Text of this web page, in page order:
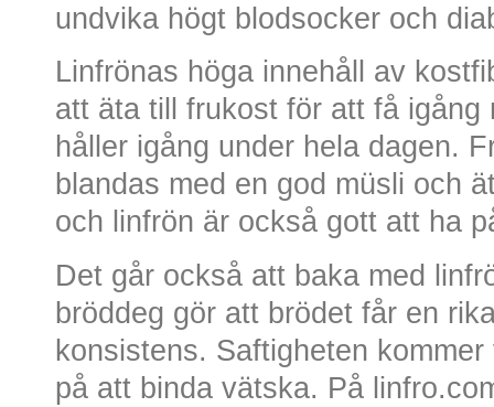
undvika högt blodsocker och
Linfrönas höga innehåll av
att äta till frukost för att få igång
håller igång under hela dagen.
blandas med en god müsli och
och linfrön är också gott att ha
Det går också att baka med
bröddeg gör att brödet får en
konsistens. Saftigheten
på att binda vätska. På